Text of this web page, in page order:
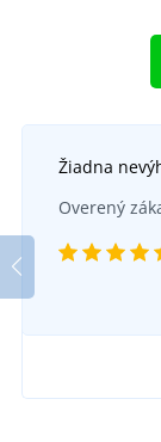
Žiadna
Overený